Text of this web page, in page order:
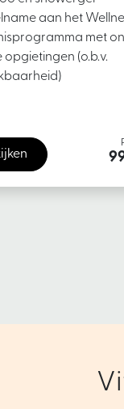
aan het
met
opgietingen (o.b.v.